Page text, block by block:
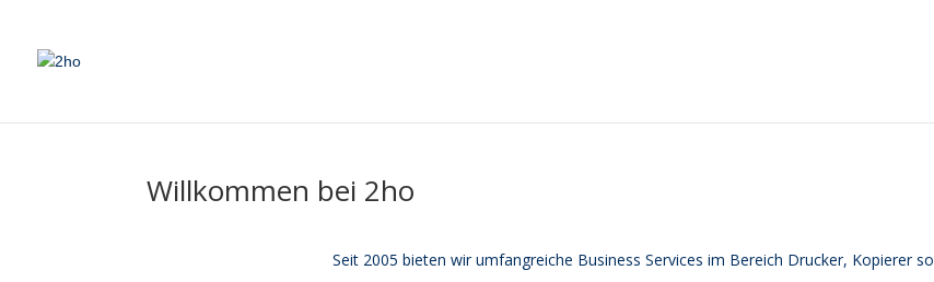
Willkommen bei 2ho
Seit 2005 bieten wir umfangreiche Business Services im Bereich Drucker, Kopierer